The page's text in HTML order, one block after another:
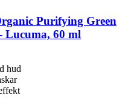
Purifying Green
Lucuma, 60 ml
hud